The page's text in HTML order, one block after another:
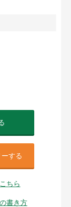
する
ちら
書き方